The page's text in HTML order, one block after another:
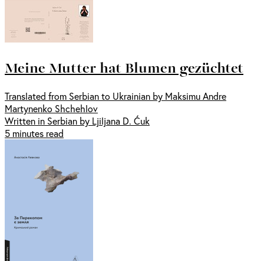
Meine Mutter hat Blumen gezüchtet
Translated from Serbian to Ukrainian by Maksimu Andre
Martynenko Shchehlov
Written in Serbian by Ljiljana D. Ćuk
5 minutes read